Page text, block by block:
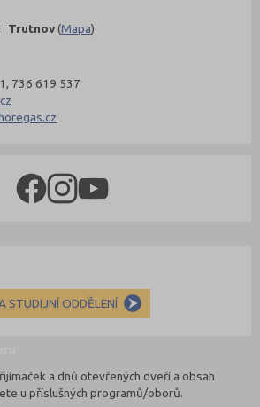
Trutnov(Mapa)
736 619 537
STUDIJNÍ ODDĚLENÍ
a dnů otevřených dveří a obsah
u příslušných programů/oborů.